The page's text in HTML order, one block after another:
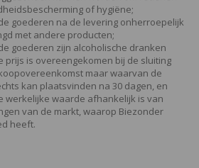
of hygiëne;
goederen na de levering onherroepelijk
met andere producten;
goederen zijn alcoholische dranken
prijs is overeengekomen bij de sluiting
maar waarvan de
kan plaatsvinden na 30 dagen, en
werkelijke waarde afhankelijk is van
van de markt, waarop Biezonder
heeft.